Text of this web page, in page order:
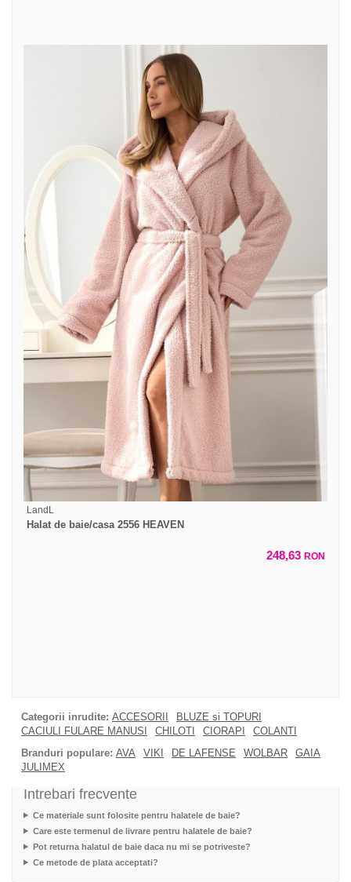
LandL
Halat de baie/casa 2556 HEAVEN
248,63 RON
Categorii inrudite: ACCESORII
BLUZE si TOPURI
CACIULI FULARE MANUSI
CHILOTI CIORAPI
COLANTI
Branduri populare: AVA VIKI DE LAFENSE WOLBAR
GAIA
JULIMEX
Intrebari frecvente
Ce materiale sunt folosite pentru halatele de baie?
Care este termenul de livrare pentru halatele de baie?
Pot returna halatul de baie daca nu mi se potriveste?
Ce metode de plata acceptati?